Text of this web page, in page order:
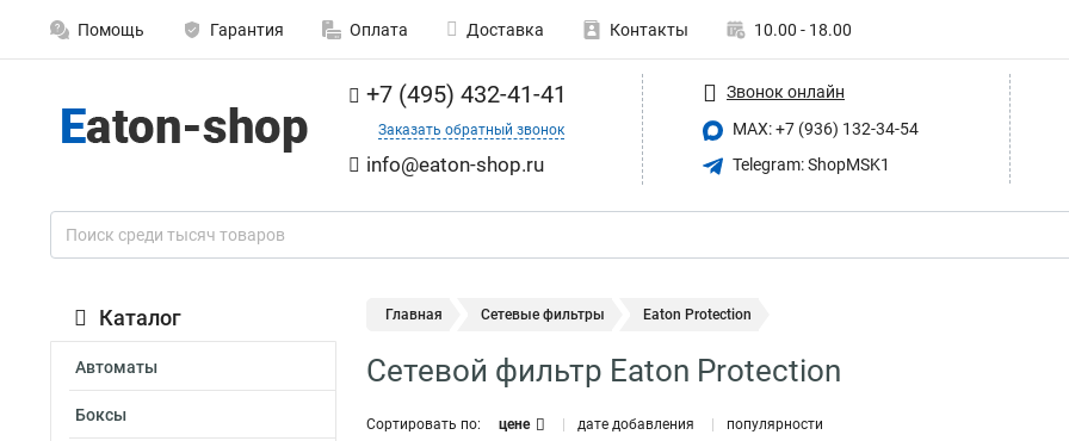
Помощь Гарантия Оплата Доставка Контакты 10.00 - 18.00
+7 (495) 432-41-41
Заказать обратный звонок
info@eaton-shop.ru
Звонок онлайн
MAX: +7 (936) 132-34-54
Telegram: ShopMSK1
Каталог
Автоматы
Боксы
Главная Сетевые фильтры Eaton Protection
Сетевой фильтр Eaton Protection
Сортировать по: цене дате добавления популярности